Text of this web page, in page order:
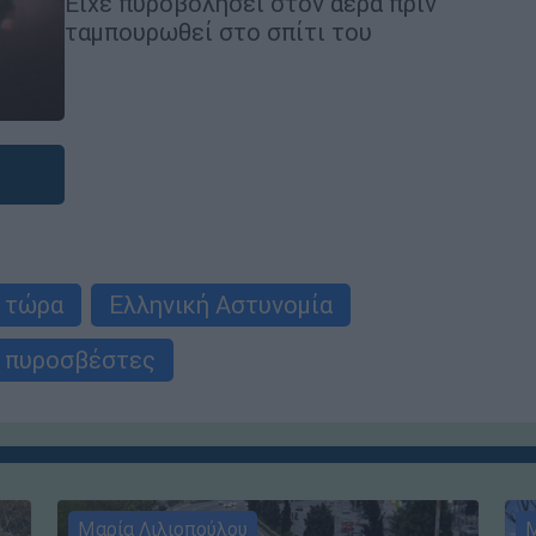
ταμπουρωθεί στο σπίτι του
τώρα
Ελληνική Αστυνομία
πυροσβέστες
Μαρία Λιλιοπούλου